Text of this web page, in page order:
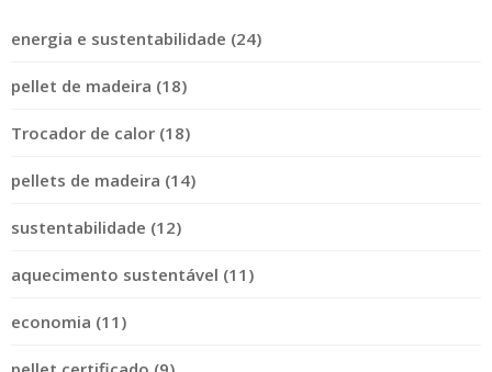
energia e sustentabilidade (24)
pellet de madeira (18)
Trocador de calor (18)
pellets de madeira (14)
sustentabilidade (12)
aquecimento sustentável (11)
economia (11)